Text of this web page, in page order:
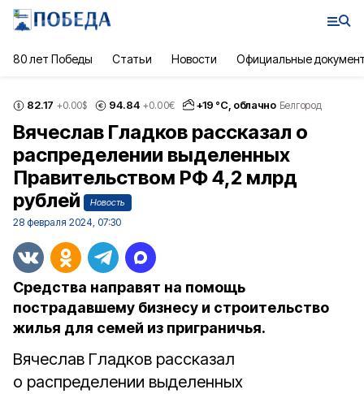
80 лет Победы Статьи Новости Официальные
82.17 +0.00$ 94.84 +0.00€ +19 °С, облачно Белгород
Вячеслав Гладков рассказал о
распределении выделенных
Правительством РФ 4,2 млрд
рублей
Новость
28 февраля 2024, 07:30
Средства направят на помощь
пострадавшему бизнесу и строительство
жилья для семей из приграничья.
Вячеслав Гладков рассказал
о распределении выделенных